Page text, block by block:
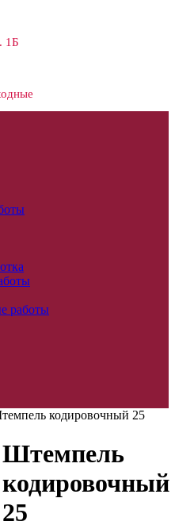
1Б
работы
кодировочный 25
Штемпель
кодировочный
25